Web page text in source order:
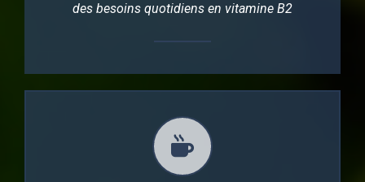
des besoins quotidiens en vitamine B2